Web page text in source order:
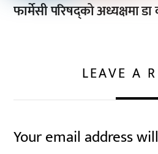
फार्मेसी परिषद्को अध्यक्षमा
LEAVE A
Your email address